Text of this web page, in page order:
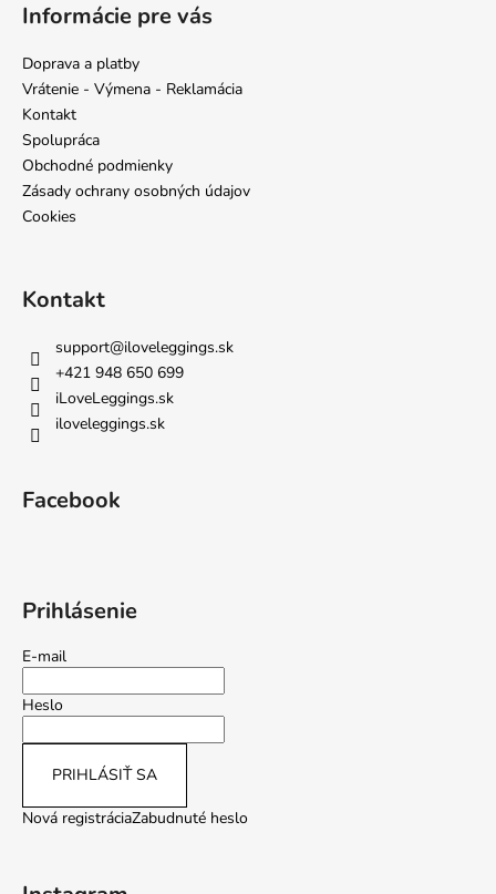
Informácie pre vás
Doprava a platby
Vrátenie - Výmena - Reklamácia
Kontakt
Spolupráca
Obchodné podmienky
Zásady ochrany osobných údajov
Cookies
Kontakt
support@iloveleggings.sk
+421 948 650 699
iLoveLeggings.sk
iloveleggings.sk
Facebook
Prihlásenie
E-mail
Heslo
PRIHLÁSIŤ SA
Nová registráciaZabudnuté heslo